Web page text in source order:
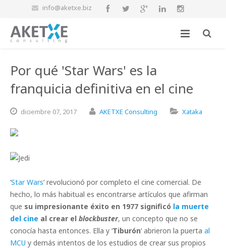
info@aketxe.biz
Por qué 'Star Wars' es la
franquicia definitiva en el cine
diciembre 07, 2017 AKETXE Consulting Xataka
‘Star Wars‘ revolucionó por completo el cine comercial. De
hecho, lo más habitual es encontrarse artículos que afirman
que su impresionante éxito en 1977 significó la muerte
del cine al crear el blockbuster, un concepto que no se
conocía hasta entonces. Ella y ‘Tiburón‘ abrieron la puerta al
MCU y demás intentos de los estudios de crear sus propios